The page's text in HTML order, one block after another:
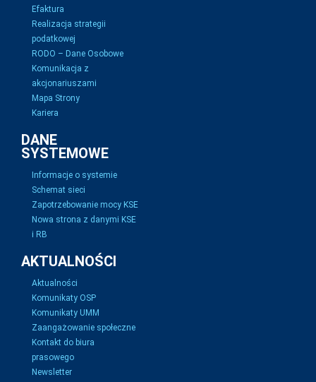
Efaktura
Realizacja strategii
podatkowej
RODO – Dane Osobowe
Komunikacja z
akcjonariuszami
Mapa Strony
Kariera
DANE
SYSTEMOWE
Informacje o systemie
Schemat sieci
Zapotrzebowanie mocy KSE
Nowa strona z danymi KSE
i RB
AKTUALNOŚCI
Aktualności
Komunikaty OSP
Komunikaty UMM
Zaangażowanie społeczne
Kontakt do biura
prasowego
Newsletter